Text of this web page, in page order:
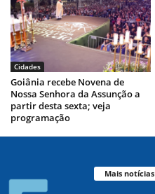
Cidades
Goiânia recebe Novena de
Nossa Senhora da Assunção a
partir desta sexta; veja
programação
Mais notícias